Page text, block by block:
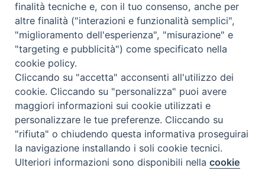
Piazza Duomo, 27 | Crema
Riproduzione solo con permesso.
Tutti i diritti sono riservati.
powered with
Preferenze Cookie
finalità tecniche e, con il tuo consenso, anche per
altre finalità ("interazioni e funzionalità semplici",
"miglioramento dell'esperienza", "misurazione" e
"targeting e pubblicità") come specificato nella
cookie policy.
Cliccando su "accetta" acconsenti all'utilizzo dei
cookie. Cliccando su "personalizza" puoi avere
maggiori informazioni sui cookie utilizzati e
personalizzare le tue preferenze. Cliccando su
"rifiuta" o chiudendo questa informativa proseguirai
la navigazione installando i soli cookie tecnici.
Ulteriori informazioni sono disponibili nellacookie